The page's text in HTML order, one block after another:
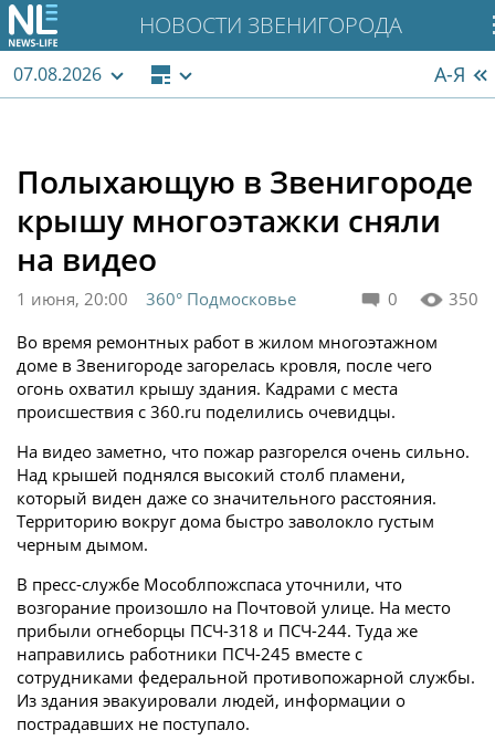
НОВОСТИ ЗВЕНИГОРОДА
07.08.2026 А-Я
Полыхающую в Звенигороде
крышу многоэтажки сняли
на видео
0 350
1 июня, 20:00
360° Подмосковье
Во время ремонтных работ в жилом многоэтажном
доме в Звенигороде загорелась кровля, после чего
огонь охватил крышу здания. Кадрами с места
происшествия с 360.ru поделились очевидцы.
На видео заметно, что пожар разгорелся очень сильно.
Над крышей поднялся высокий столб пламени,
который виден даже со значительного расстояния.
Территорию вокруг дома быстро заволокло густым
черным дымом.
В пресс-службе Мособлпожспаса уточнили, что
возгорание произошло на Почтовой улице. На место
прибыли огнеборцы ПСЧ-318 и ПСЧ-244. Туда же
направились работники ПСЧ-245 вместе с
сотрудниками федеральной противопожарной службы.
Из здания эвакуировали людей, информации о
пострадавших не поступало.